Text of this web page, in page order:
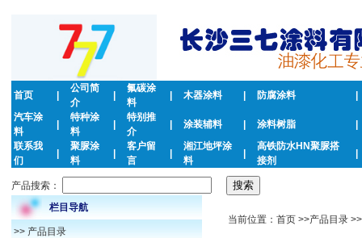
首页
公司简
介
氟碳涂
料
木器涂料 防腐涂料
汽车涂
料
特种涂
料
特别推
介
涂装辅料 涂料树脂
联系我
们
聚脲涂
料
客户留
言
湘江地坪涂
料
高铁防水HN聚脲搭
接剂
产品搜索：
栏目导航
>> 产品目录
当前位置：首页 >>产品目录 >>